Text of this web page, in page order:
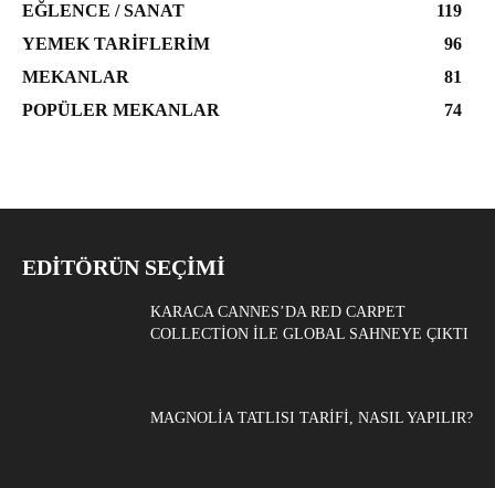
EĞLENCE / SANAT
119
YEMEK TARIFLERIM
96
MEKANLAR
81
POPÜLER MEKANLAR
74
EDITÖRÜN SEÇIMI
KARACA CANNES’DA RED CARPET
COLLECTION ILE GLOBAL SAHNEYE ÇIKTI
MAGNOLIA TATLISI TARIFI, NASIL YAPILIR?